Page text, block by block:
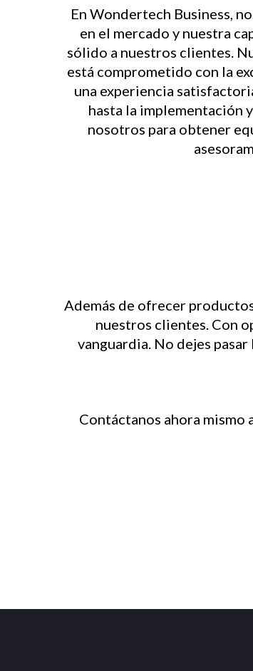
En Wondertech Business,
en el mercado y nuestra
sólido a nuestros clientes.
está comprometido con la
una experiencia
hasta la implementación
nosotros para obtener
Además de ofrecer
nuestros clientes. Con
vanguardia. No dejes
Contáctanos ahora mismo